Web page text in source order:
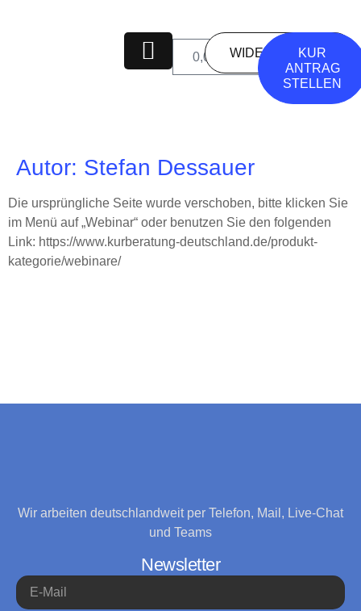
0,00 0
WIDERSPRUCH
KUR
ANTRAG
STELLEN
Autor: Stefan Dessauer
Die ursprüngliche Seite wurde verschoben, bitte klicken Sie
im Menü auf „Webinar“ oder benutzen Sie den folgenden
Link: https://www.kurberatung-deutschland.de/produkt-
kategorie/webinare/
Wir arbeiten deutschlandweit per Telefon, Mail, Live-Chat
und Teams
Newsletter